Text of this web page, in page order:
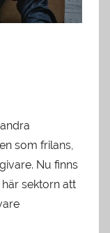
som frilans,
Nu finns
sektorn att